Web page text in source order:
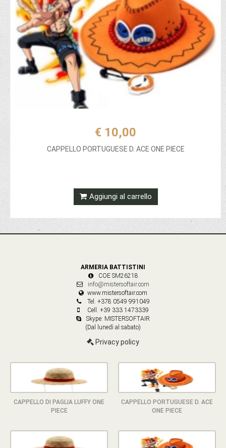
€ 10,00
CAPPELLO PORTUGUESE D. ACE ONE PIECE
Aggiungi al carrello
ARMERIA BATTISTINI
COE SM26218
info@mistersoftair.com
www.mistersoftair.com
Tel. +378 0549 991049
Cell. +39 333 1473339
Skype: MISTERSOFTAIR
(Dal lunedì al sabato)
Privacy policy
CAPPELLO DI PAGLIA LUFFY ONE
PIECE
CAPPELLO PORTUGUESE D. ACE
ONE PIECE